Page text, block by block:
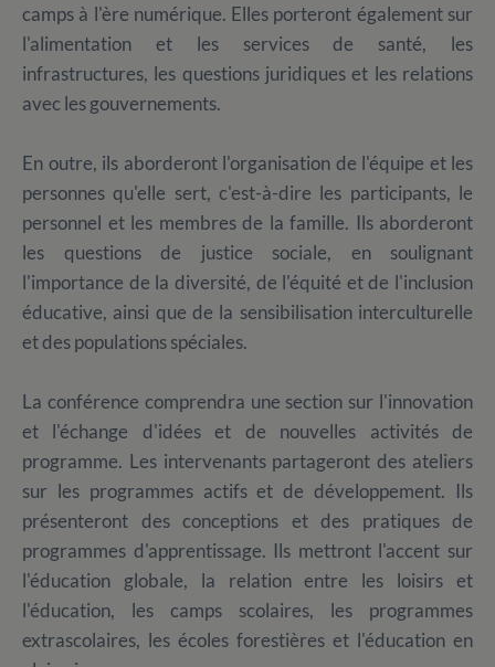
camps à l'ère numérique. Elles porteront également sur
l'alimentation et les services de santé, les
infrastructures, les questions juridiques et les relations
avec les gouvernements.
En outre, ils aborderont l'organisation de l'équipe et les
personnes qu'elle sert, c'est-à-dire les participants, le
personnel et les membres de la famille. Ils aborderont
les questions de justice sociale, en soulignant
l'importance de la diversité, de l'équité et de l'inclusion
éducative, ainsi que de la sensibilisation interculturelle
et des populations spéciales.
La conférence comprendra une section sur l'innovation
et l'échange d'idées et de nouvelles activités de
programme. Les intervenants partageront des ateliers
sur les programmes actifs et de développement. Ils
présenteront des conceptions et des pratiques de
programmes d'apprentissage. Ils mettront l'accent sur
l'éducation globale, la relation entre les loisirs et
l'éducation, les camps scolaires, les programmes
extrascolaires, les écoles forestières et l'éducation en